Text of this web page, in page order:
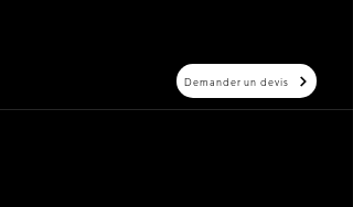
Demander un devis